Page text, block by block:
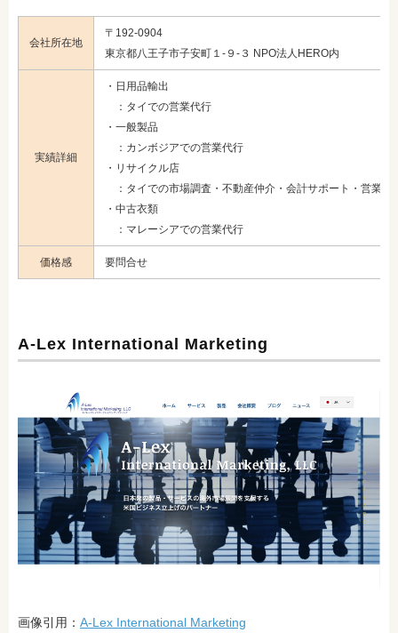
会社所在地
〒192-0904
東京都八王子市子安町１‐９‐３ NPO法人HERO内
実績詳細
・日用品輸出
：タイでの営業代行
・一般製品
：カンボジアでの営業代行
・リサイクル店
：タイでの市場調査・不動産仲介・会計サポート・営業代
・中古衣類
：マレーシアでの営業代行
価格感 要問合せ
A-Lex International Marketing
画像引用： A-Lex International Marketing